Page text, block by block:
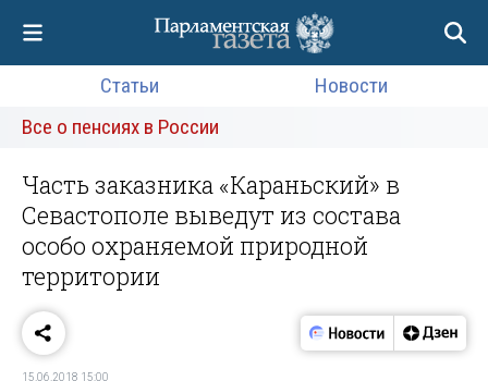
Статьи
Новости
Все о пенсиях в России
Часть заказника «Караньский» в
Севастополе выведут из состава
особо охраняемой природной
территории
15.06.2018 15:00